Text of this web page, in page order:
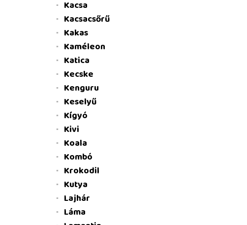
Kacsa
Kacsacsőrű
Kakas
Kaméleon
Katica
Kecske
Kenguru
Keselyű
Kígyó
Kivi
Koala
Kombó
Krokodil
Kutya
Lajhár
Láma